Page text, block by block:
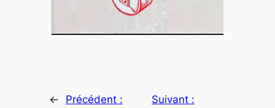
←
Précédent :
Suivant :